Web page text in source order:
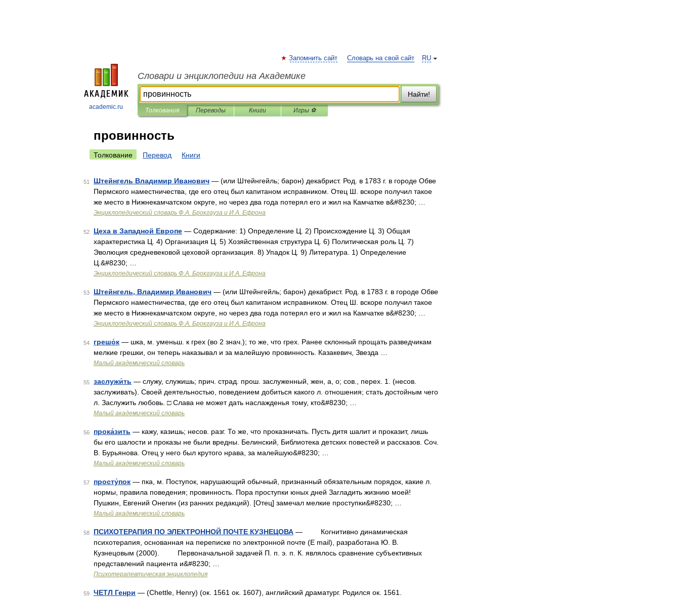
academic.ru
RU
Запомнить сайт Словарь на свой сайт
Словари и энциклопедии на Академике
Найти!
Толкования Переводы Книги Игры ⚽
провинность
Толкование Перевод Книги
51 Штейнгель Владимир Иванович — (или Штейнгейль; барон) декабрист. Род. в 1783 г. в городе Обве
Пермского наместничества, где его отец был капитаном исправником. Отец Ш. вскоре получил такое
же место в Нижнекамчатском округе, но через два года потерял его и жил на Камчатке в&#8230; …
Энциклопедический словарь Ф.А. Брокгауза и И.А. Ефрона
52 Цеха в Западной Европе — Содержание: 1) Определение Ц. 2) Происхождение Ц. 3) Общая
характеристика Ц. 4) Организация Ц. 5) Хозяйственная структура Ц. 6) Политическая роль Ц. 7)
Эволюция средневековой цеховой организация. 8) Упадок Ц. 9) Литература. 1) Определение
Ц.&#8230; …
Энциклопедический словарь Ф.А. Брокгауза и И.А. Ефрона
53 Штейнгель, Владимир Иванович — (или Штейнгейль; барон) декабрист. Род. в 1783 г. в городе Обве
Пермского наместничества, где его отец был капитаном исправником. Отец Ш. вскоре получил такое
же место в Нижнекамчатском округе, но через два года потерял его и жил на Камчатке в&#8230; …
Энциклопедический словарь Ф.А. Брокгауза и И.А. Ефрона
54 грешо́к — шка, м. уменьш. к грех (во 2 знач.); то же, что грех. Ранее склонный прощать разведчикам
мелкие грешки, он теперь наказывал и за малейшую провинность. Казакевич, Звезда …
Малый академический словарь
55 заслужи́ть — служу, служишь; прич. страд. прош. заслуженный, жен, а, о; сов., перех. 1. (несов.
заслуживать). Своей деятельностью, поведением добиться какого л. отношения; стать достойным чего
л. Заслужить любовь. □ Слава не может дать наслажденья тому, кто&#8230; …
Малый академический словарь
56 прока́зить — кажу, казишь; несов. разг. То же, что проказничать. Пусть дитя шалит и проказит, лишь
бы его шалости и проказы не были вредны. Белинский, Библиотека детских повестей и рассказов. Соч.
В. Бурьянова. Отец у него был крутого нрава, за малейшую&#8230; …
Малый академический словарь
57 просту́пок — пка, м. Поступок, нарушающий обычный, признанный обязательным порядок, какие л.
нормы, правила поведения; провинность. Пора проступки юных дней Загладить жизнию моей!
Пушкин, Евгений Онегин (из ранних редакций). [Отец] замечал мелкие проступки&#8230; …
Малый академический словарь
58 ПСИХОТЕРАПИЯ ПО ЭЛЕКТРОННОЙ ПОЧТЕ КУЗНЕЦОВА — Когнитивно динамическая
психотерапия, основанная на переписке по электронной почте (E mail), разработана Ю. В.
Кузнецовым (2000). Первоначальной задачей П. п. э. п. К. являлось сравнение субъективных
представлений пациента и&#8230; …
Психотерапевтическая энциклопедия
59 ЧЕТЛ Генри — (Chettle, Henry) (ок. 1561 ок. 1607), английский драматург. Родился ок. 1561.